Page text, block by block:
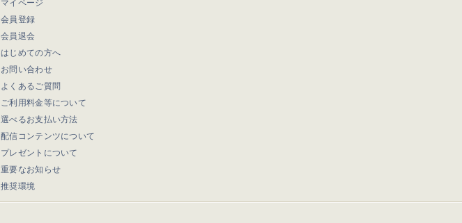
マイページ
会員登録
会員退会
はじめての方へ
お問い合わせ
よくあるご質問
ご利用料金等について
選べるお支払い方法
配信コンテンツについて
プレゼントについて
重要なお知らせ
推奨環境